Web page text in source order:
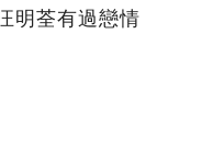
明荃有過戀情